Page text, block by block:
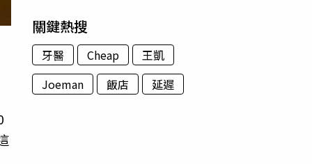
關鍵熱搜
牙醫 Cheap
王凱
Joeman
飯店 延遲